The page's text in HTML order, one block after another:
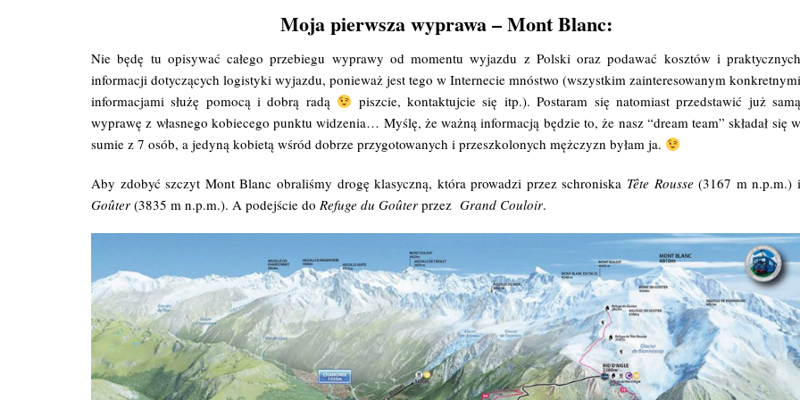
Moja pierwsza wyprawa – Mont Blanc:
Nie będę tu opisywać całego przebiegu wyprawy od momentu wyjazdu z Polski oraz podawać kosztów i praktycznych
informacji dotyczących logistyki wyjazdu, ponieważ jest tego w Internecie mnóstwo (wszystkim zainteresowanym konkretnymi
informacjami służę pomocą i dobrą radą
piszcie, kontaktujcie się itp.). Postaram się natomiast przedstawić już samą
wyprawę z własnego kobiecego punktu widzenia… Myślę, że ważną informacją będzie to, że nasz “dream team” składał się w
sumie z 7 osób, a jedyną kobietą wśród dobrze przygotowanych i przeszkolonych mężczyzn byłam ja.
Aby zdobyć szczyt Mont Blanc obraliśmy drogę klasyczną, która prowadzi przez schroniska Tête Rousse (3167 m n.p.m.) i
Goûter (3835 m n.p.m.). A podejście do Refuge du Goûter przez Grand Couloir.